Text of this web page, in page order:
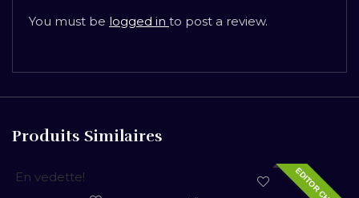
You must be logged in to post a review.
Produits Similaires
En vedette!